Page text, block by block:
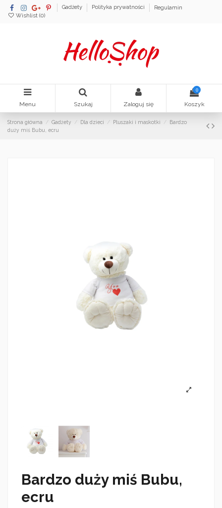
Gadżety Polityka prywatności
Regulamin
Wishlist (0)
Menu Szukaj Zaloguj się
0
Koszyk
Strona główna Gadżety Dla dzieci Pluszaki i maskotki
Bardzo
duży miś Bubu, ecru
Bardzo duży miś Bubu,
ecru